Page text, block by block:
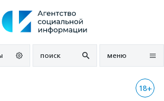
поиск меню
18+